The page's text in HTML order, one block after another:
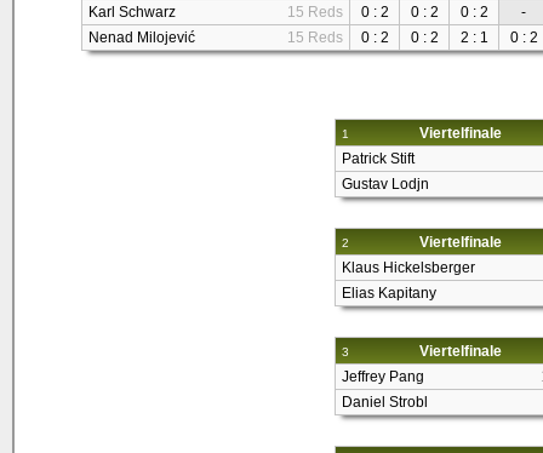
Karl Schwarz
15 Reds 0 : 2 0 : 2 0 : 2 -
Nenad Milojević
15 Reds 0 : 2 0 : 2 2 : 1 0 : 2
1 Viertelfinale
Patrick Stift
Gustav Lodjn
2 Viertelfinale
Klaus Hickelsberger
Elias Kapitany
3 Viertelfinale
Jeffrey Pang
Daniel Strobl